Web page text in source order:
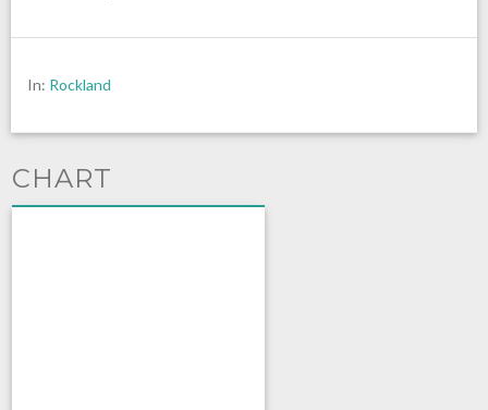
In: Rockland
CHART